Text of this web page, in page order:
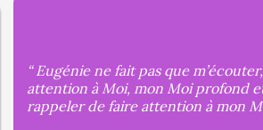
Eugénie ne fait pas que
attention à Moi, mon Moi profond
rappeler de faire attention à mon